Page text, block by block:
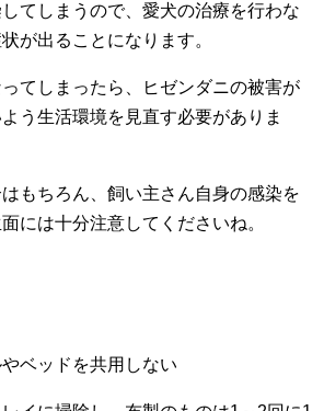
てしまうので、愛犬の治療を行わな
が出ることになります。
てしまったら、ヒゼンダニの被害が
う生活環境を見直す必要がありま
もちろん、飼い主さん自身の感染を
には十分注意してくださいね。
ベッドを共用しない